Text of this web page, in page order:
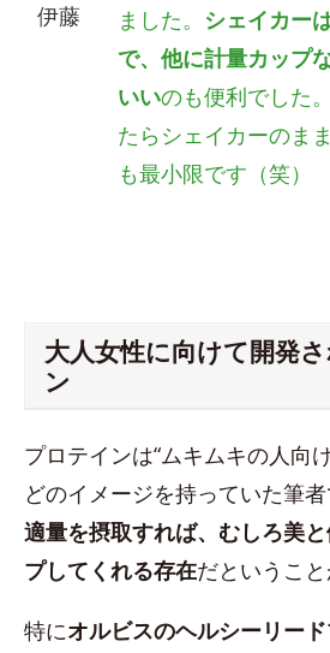
伊藤
ました。 シェイカー
で、他に計量カップ
いいのも便利でした
たらシェイカーのま
も最小限です（笑）
大人女性に向けて開発
ン
プロテインは“ムキムキの人向
どのイメージを持っていた筆者
適量を摂取すれば、むしろ美
プしてくれる存在だということ
特にオルビスのヘルシーリー